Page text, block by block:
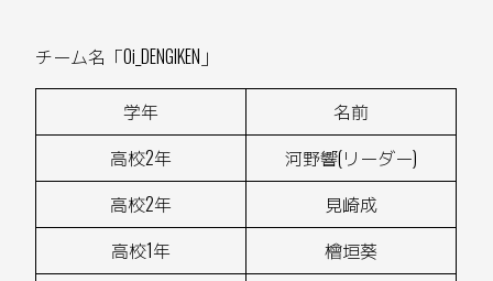
チーム名「Oi_DENGIKEN」
学年
名前
高校2年
河野響(リーダー)
高校2年
見崎成
高校1年
檜垣葵